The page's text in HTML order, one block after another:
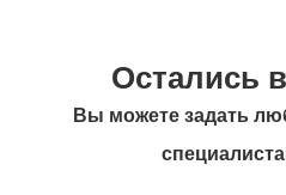
Остались
Вы можете задать